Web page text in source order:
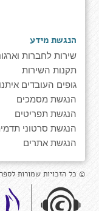
הנגשת מידע
שירות לחברות
תקנות השירות
גופים העובדים איתנו
הנגשת מסמכים
הנגשת תפריטים
הנגשת סרטוני
הנגשת אתרים
© כל הזכויות שמורות